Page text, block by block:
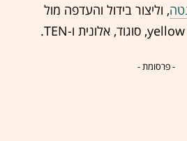
, וליצור בידול והעדפה מול
- פרסומת -